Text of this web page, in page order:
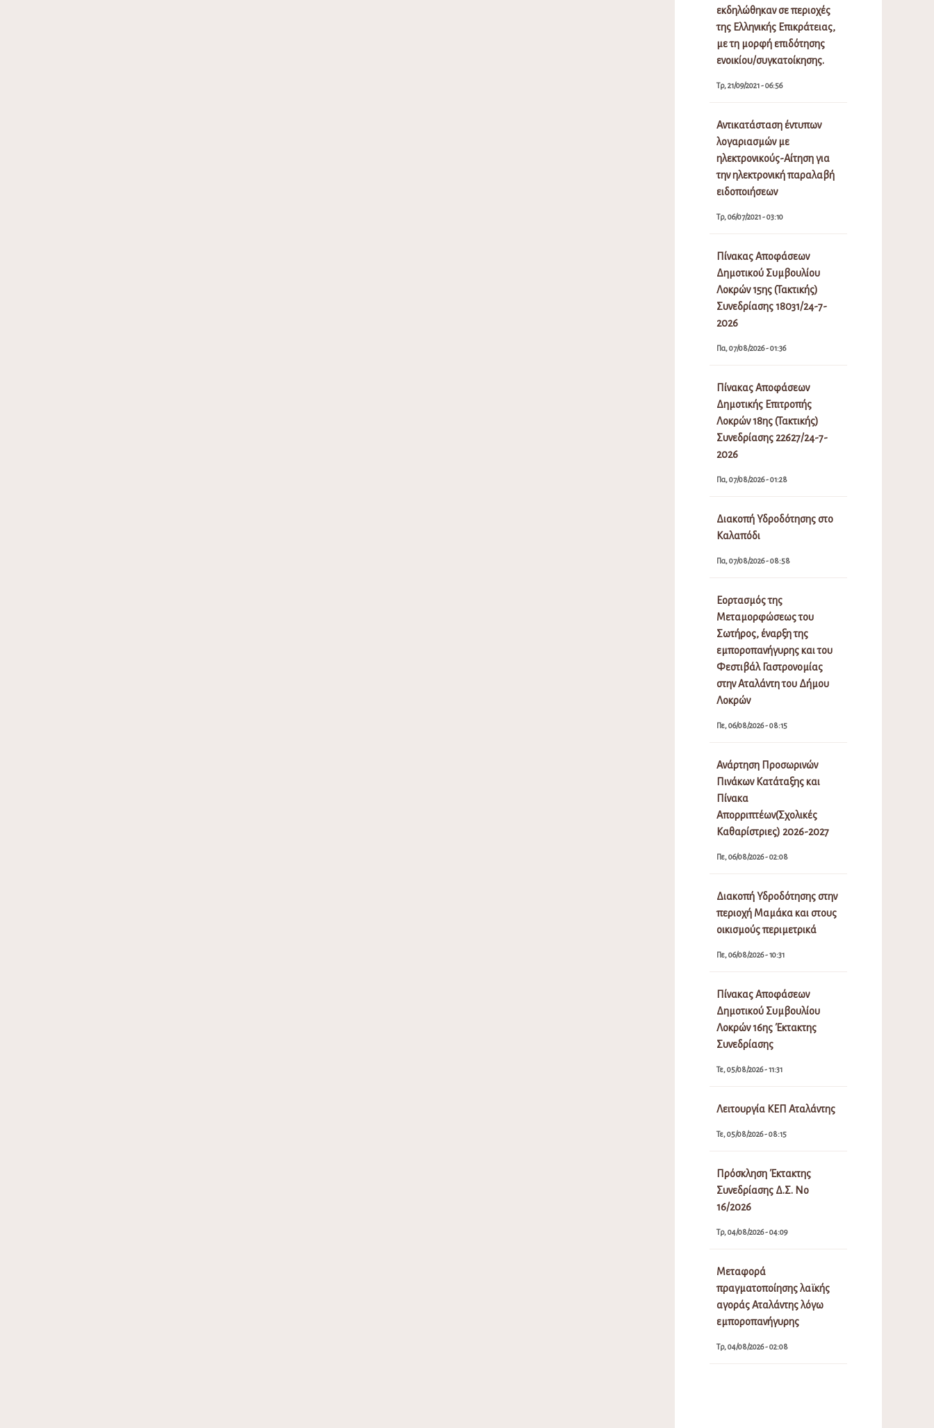
εκδηλώθηκαν σε περιοχές
της Ελληνικής Επικράτειας,
με τη μορφή επιδότησης
ενοικίου/συγκατοίκησης.
Τρ, 21/09/2021 - 06:56
Αντικατάσταση έντυπων
λογαριασμών με
ηλεκτρονικούς-Αίτηση για
την ηλεκτρονική παραλαβή
ειδοποιήσεων
Τρ, 06/07/2021 - 03:10
Πίνακας Αποφάσεων
Δημοτικού Συμβουλίου
Λοκρών 15ης (Τακτικής)
Συνεδρίασης 18031/24-7-
2026
Πα, 07/08/2026 - 01:36
Πίνακας Αποφάσεων
Δημοτικής Επιτροπής
Λοκρών 18ης (Τακτικής)
Συνεδρίασης 22627/24-7-
2026
Πα, 07/08/2026 - 01:28
Διακοπή Υδροδότησης στο
Καλαπόδι
Πα, 07/08/2026 - 08:58
Εορτασμός της
Μεταμορφώσεως του
Σωτήρος, έναρξη της
εμποροπανήγυρης και του
Φεστιβάλ Γαστρονομίας
στην Αταλάντη του Δήμου
Λοκρών
Πε, 06/08/2026 - 08:15
Ανάρτηση Προσωρινών
Πινάκων Κατάταξης και
Πίνακα
Απορριπτέων(Σχολικές
Καθαρίστριες) 2026-2027
Πε, 06/08/2026 - 02:08
Διακοπή Υδροδότησης στην
περιοχή Μαμάκα και στους
οικισμούς περιμετρικά
Πε, 06/08/2026 - 10:31
Πίνακας Αποφάσεων
Δημοτικού Συμβουλίου
Λοκρών 16ης Έκτακτης
Συνεδρίασης
Τε, 05/08/2026 - 11:31
Λειτουργία ΚΕΠ Αταλάντης
Τε, 05/08/2026 - 08:15
Πρόσκληση Έκτακτης
Συνεδρίασης Δ.Σ. Νο
16/2026
Τρ, 04/08/2026 - 04:09
Μεταφορά
πραγματοποίησης λαϊκής
αγοράς Αταλάντης λόγω
εμποροπανήγυρης
Τρ, 04/08/2026 - 02:08